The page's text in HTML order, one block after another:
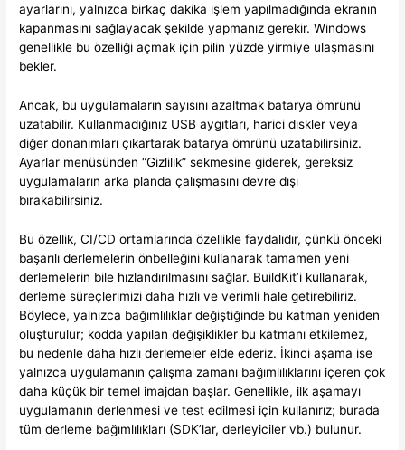
ayarlarını, yalnızca birkaç dakika işlem yapılmadığında ekranın
kapanmasını sağlayacak şekilde yapmanız gerekir. Windows
genellikle bu özelliği açmak için pilin yüzde yirmiye ulaşmasını
bekler.
Ancak, bu uygulamaların sayısını azaltmak batarya ömrünü
uzatabilir. Kullanmadığınız USB aygıtları, harici diskler veya
diğer donanımları çıkartarak batarya ömrünü uzatabilirsiniz.
Ayarlar menüsünden “Gizlilik” sekmesine giderek, gereksiz
uygulamaların arka planda çalışmasını devre dışı
bırakabilirsiniz.
Bu özellik, CI/CD ortamlarında özellikle faydalıdır, çünkü önceki
başarılı derlemelerin önbelleğini kullanarak tamamen yeni
derlemelerin bile hızlandırılmasını sağlar. BuildKit’i kullanarak,
derleme süreçlerimizi daha hızlı ve verimli hale getirebiliriz.
Böylece, yalnızca bağımlılıklar değiştiğinde bu katman yeniden
oluşturulur; kodda yapılan değişiklikler bu katmanı etkilemez,
bu nedenle daha hızlı derlemeler elde ederiz. İkinci aşama ise
yalnızca uygulamanın çalışma zamanı bağımlılıklarını içeren çok
daha küçük bir temel imajdan başlar. Genellikle, ilk aşamayı
uygulamanın derlenmesi ve test edilmesi için kullanırız; burada
tüm derleme bağımlılıkları (SDK’lar, derleyiciler vb.) bulunur.